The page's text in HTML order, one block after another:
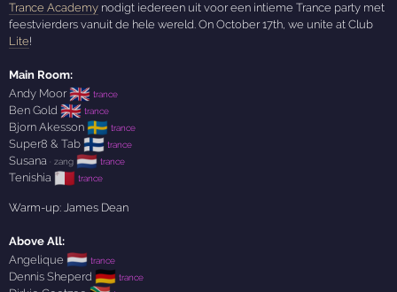
Trance Academy nodigt iedereen uit voor een intieme Trance party met
feestvierders vanuit de hele wereld. On October 17th, we unite at Club
Lite!
Main Room:
Andy Moor 🇬🇧 trance
Ben Gold 🇬🇧 trance
Bjorn Akesson 🇸🇪 trance
Super8 & Tab 🇫🇮 trance
Susana · zang 🇳🇱 trance
Tenishia 🇲🇹 trance
Warm-up: James Dean
Above All:
Angelique 🇳🇱 trance
Dennis Sheperd 🇩🇪 trance